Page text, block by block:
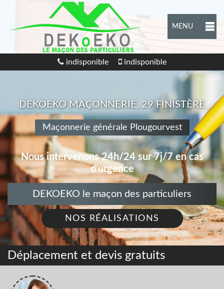
MENU
indisponible indisponible
DEKOEKO MAÇONNERIE, 29 FINISTÈRE
Maçonnerie générale Plougourvest
Nous intervenons 24h/24 sur 7j/7 en cas
d'urgence
DEKOEKO le maçon des particuliers
NOS RÉALISATIONS
Déplacement et devis gratuits